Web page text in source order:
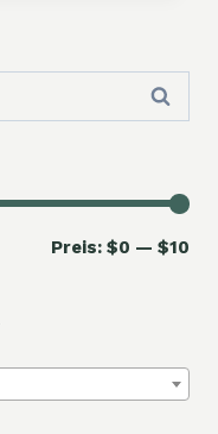
Preis: $0 — $10